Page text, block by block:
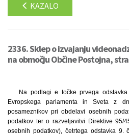
KAZALO
2336. Sklep o izvajanju
na območju Občine Postojna,
Na podlagi e točke prvega
Evropskega parlamenta in Sveta z
posameznikov pri obdelavi osebnih
podatkov ter o razveljavitvi Direktive 95/
osebnih podatkov), četrtega odstavka 9.